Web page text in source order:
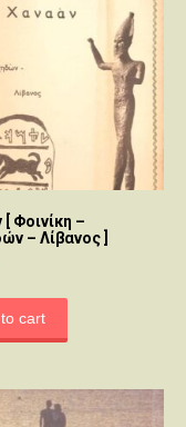
Φοινίκη –
– Λίβανος ]
cart